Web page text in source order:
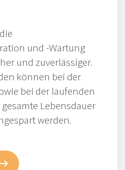
und -Wartung
und zuverlässiger.
können bei der
bei der laufenden
Lebensdauer
werden.